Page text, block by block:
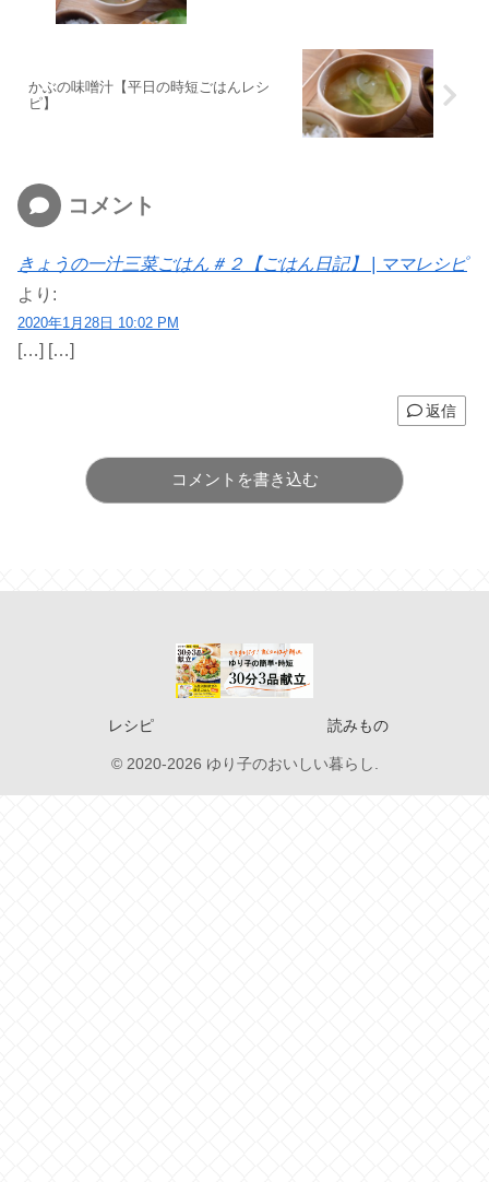
かぶの味噌汁【平日の時短ごはんレシ
ピ】
コメント
きょうの一汁三菜ごはん＃２【ごはん日記】 | ママレシピ
より:
2020年1月28日 10:02 PM
[…] […]
返信
コメントを書き込む
レシピ 読みもの
© 2020-2026 ゆり子のおいしい暮らし.